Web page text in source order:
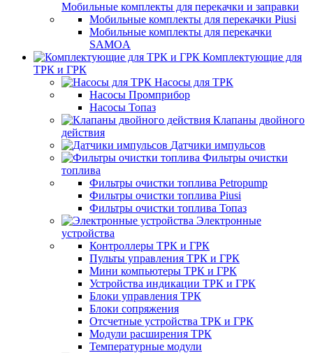
Мобильные комплекты для перекачки и заправки
Мобильные комплекты для перекачки Piusi
Мобильные комплекты для перекачки
SAMOA
Комплектующие для
ТРК и ГРК
Насосы для ТРК
Насосы Промприбор
Насосы Топаз
Клапаны двойного
действия
Датчики импульсов
Фильтры очистки
топлива
Фильтры очистки топлива Petropump
Фильтры очистки топлива Piusi
Фильтры очистки топлива Топаз
Электронные
устройства
Контроллеры ТРК и ГРК
Пульты управления ТРК и ГРК
Мини компьютеры ТРК и ГРК
Устройства индикации ТРК и ГРК
Блоки управления ТРК
Блоки сопряжения
Отсчетные устройства ТРК и ГРК
Модули расширения ТРК
Температурные модули